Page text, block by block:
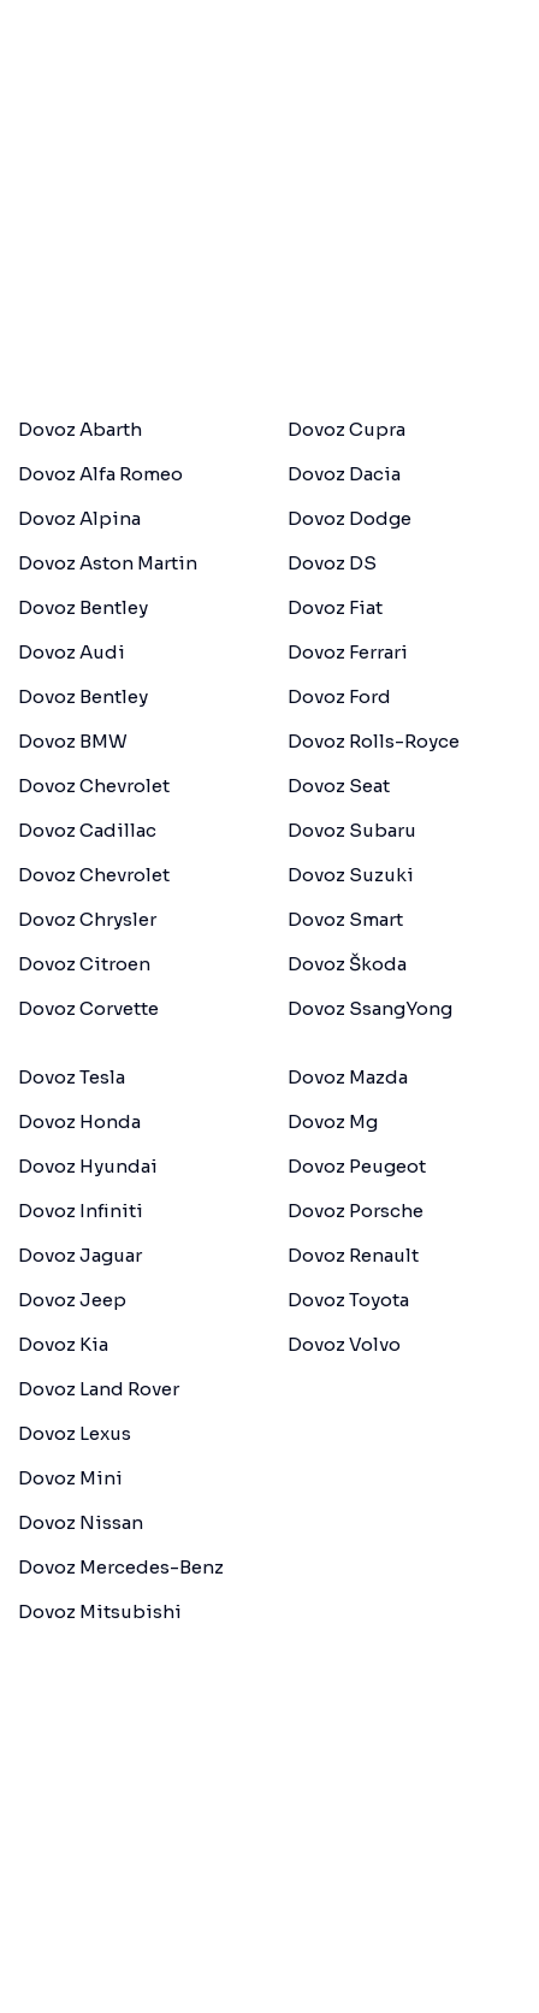
Dovoz Abarth
Dovoz Alfa Romeo
Dovoz Alpina
Dovoz Aston Martin
Dovoz Bentley
Dovoz Audi
Dovoz Bentley
Dovoz BMW
Dovoz Chevrolet
Dovoz Cadillac
Dovoz Chevrolet
Dovoz Chrysler
Dovoz Citroen
Dovoz Corvette
Dovoz Cupra
Dovoz Dacia
Dovoz Dodge
Dovoz DS
Dovoz Fiat
Dovoz Ferrari
Dovoz Ford
Dovoz Rolls-Royce
Dovoz Seat
Dovoz Subaru
Dovoz Suzuki
Dovoz Smart
Dovoz Škoda
Dovoz SsangYong
Dovoz Tesla
Dovoz Honda
Dovoz Hyundai
Dovoz Infiniti
Dovoz Jaguar
Dovoz Jeep
Dovoz Kia
Dovoz Land Rover
Dovoz Lexus
Dovoz Mini
Dovoz Nissan
Dovoz Mercedes-Benz
Dovoz Mitsubishi
Dovoz Mazda
Dovoz Mg
Dovoz Peugeot
Dovoz Porsche
Dovoz Renault
Dovoz Toyota
Dovoz Volvo